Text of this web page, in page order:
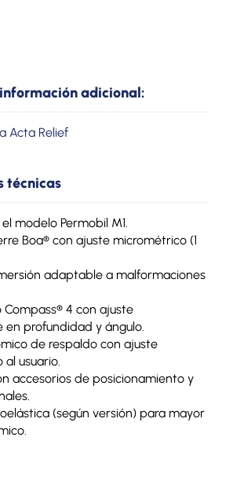
adicional:
Acta Relief
técnicas
modelo Permobil M1.
Boa® con ajuste micrométrico (1
adaptable a malformaciones
4 con ajuste
en profundidad y ángulo.
de respaldo con ajuste
al usuario.
accesorios de posicionamiento y
(según versión) para mayor